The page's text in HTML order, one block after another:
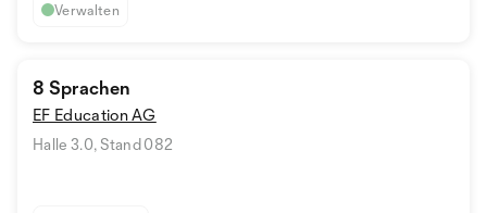
Verwalten
8 Sprachen
EF Education AG
Halle 3.0, Stand 082